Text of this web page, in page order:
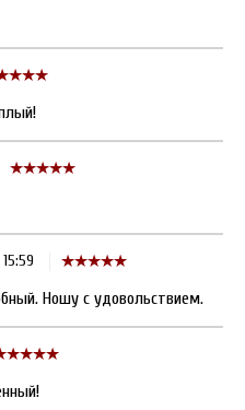
Ношу с удовольствием.